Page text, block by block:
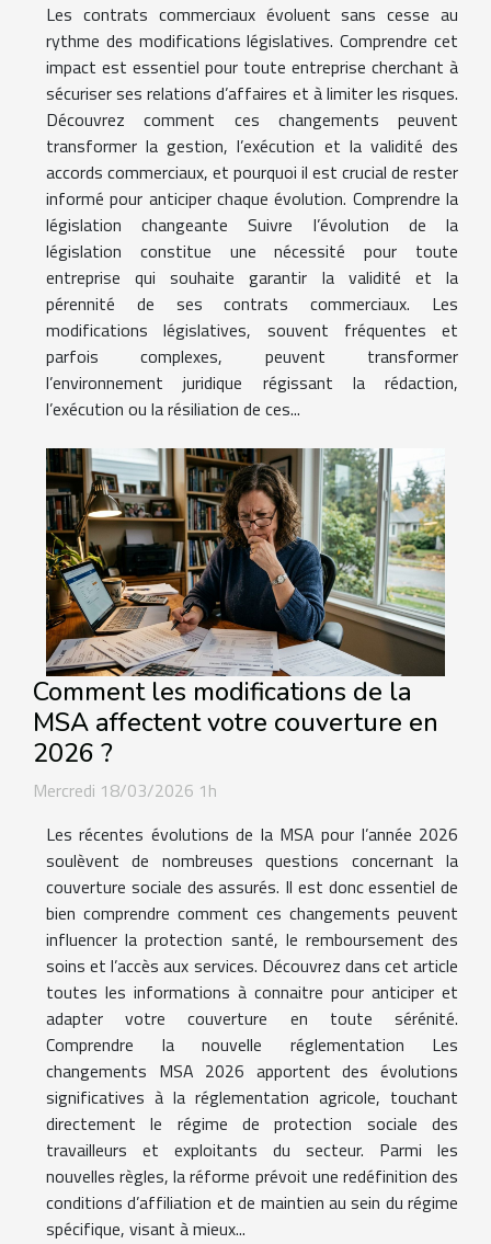
Les contrats commerciaux évoluent sans cesse au
rythme des modifications législatives. Comprendre cet
impact est essentiel pour toute entreprise cherchant à
sécuriser ses relations d’affaires et à limiter les risques.
Découvrez comment ces changements peuvent
transformer la gestion, l’exécution et la validité des
accords commerciaux, et pourquoi il est crucial de rester
informé pour anticiper chaque évolution. Comprendre la
législation changeante Suivre l’évolution de la
législation constitue une nécessité pour toute
entreprise qui souhaite garantir la validité et la
pérennité de ses contrats commerciaux. Les
modifications législatives, souvent fréquentes et
parfois complexes, peuvent transformer
l’environnement juridique régissant la rédaction,
l’exécution ou la résiliation de ces...
Comment les modifications de la
MSA affectent votre couverture en
2026 ?
Mercredi 18/03/2026 1h
Les récentes évolutions de la MSA pour l’année 2026
soulèvent de nombreuses questions concernant la
couverture sociale des assurés. Il est donc essentiel de
bien comprendre comment ces changements peuvent
influencer la protection santé, le remboursement des
soins et l’accès aux services. Découvrez dans cet article
toutes les informations à connaitre pour anticiper et
adapter votre couverture en toute sérénité.
Comprendre la nouvelle réglementation Les
changements MSA 2026 apportent des évolutions
significatives à la réglementation agricole, touchant
directement le régime de protection sociale des
travailleurs et exploitants du secteur. Parmi les
nouvelles règles, la réforme prévoit une redéfinition des
conditions d’affiliation et de maintien au sein du régime
spécifique, visant à mieux...